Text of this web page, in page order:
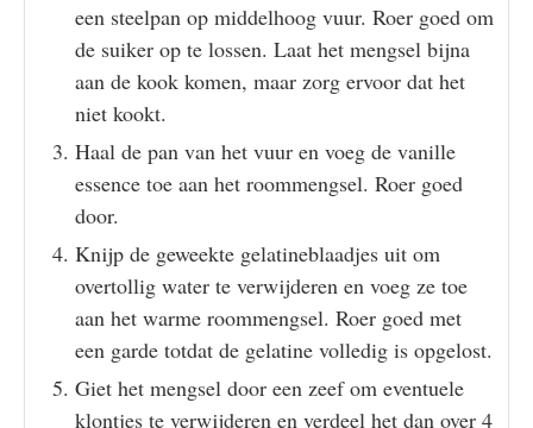
een steelpan op middelhoog vuur. Roer goed om
de suiker op te lossen. Laat het mengsel bijna
aan de kook komen, maar zorg ervoor dat het
niet kookt.
Haal de pan van het vuur en voeg de vanille
essence toe aan het roommengsel. Roer goed
door.
Knijp de geweekte gelatineblaadjes uit om
overtollig water te verwijderen en voeg ze toe
aan het warme roommengsel. Roer goed met
een garde totdat de gelatine volledig is opgelost.
Giet het mengsel door een zeef om eventuele
klontjes te verwijderen en verdeel het dan over 4